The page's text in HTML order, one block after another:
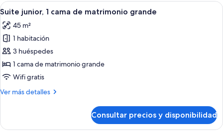
camas
Abrir
todas
las
fotos
de
Suite
junior,
cama
Una habitación de hotel moderna
4
Suite junior, 1 cama de matrimonio grande
45 m²
1 habitación
3 huéspedes
1 cama de matrimonio grande
Wifi gratis
Ver más detalles
Más
junior,
Consultar precios y disponibilidad